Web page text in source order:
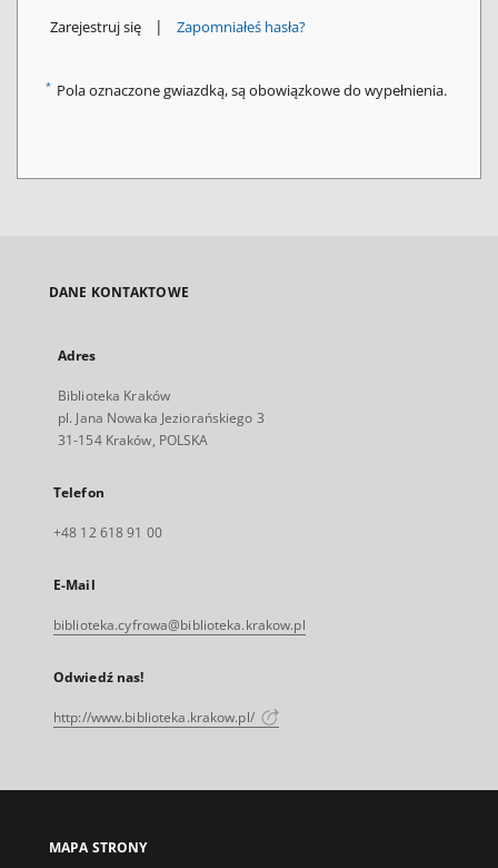
Zarejestruj się | Zapomniałeś hasła?
* Pola oznaczone gwiazdką, są obowiązkowe do wypełnienia.
DANE KONTAKTOWE
Adres
Biblioteka Kraków
pl. Jana Nowaka Jeziorańskiego 3
31-154 Kraków, POLSKA
Telefon
+48 12 618 91 00
E-Mail
biblioteka.cyfrowa@biblioteka.krakow.pl
Odwiedź nas!
http://www.biblioteka.krakow.pl/
MAPA STRONY